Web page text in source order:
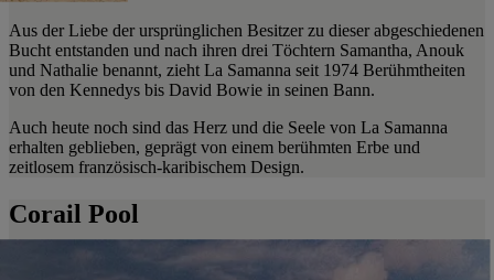
Aus der Liebe der ursprünglichen Besitzer zu dieser abgeschiedenen
Bucht entstanden und nach ihren drei Töchtern Samantha, Anouk
und Nathalie benannt, zieht La Samanna seit 1974 Berühmtheiten
von den Kennedys bis David Bowie in seinen Bann.
Auch heute noch sind das Herz und die Seele von La Samanna
erhalten geblieben, geprägt von einem berühmten Erbe und
zeitlosem französisch-karibischem Design.
Corail Pool